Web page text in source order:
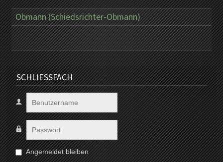
Obmann (Schiedsrichter-Obmann)
SCHLIESSFACH
Angemeldet bleiben